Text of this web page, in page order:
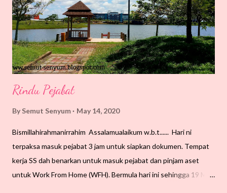
Rindu Pejabat
By Semut Senyum May 14, 2020
Bismillahirahmanirrahim Assalamualaikum w.b.t...... Hari ni
terpaksa masuk pejabat 3 jam untuk siapkan dokumen. Tempat
kerja SS dah benarkan untuk masuk pejabat dan pinjam aset
untuk Work From Home (WFH). Bermula hari ini sehingga 19 Mei